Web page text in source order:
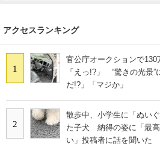
アクセスランキング
1
官公庁オークションで
「えっ!?」 “驚きの光景”
だ!?」「マジか」
2
散歩中、小学生に「ぬい
た子犬 納得の姿に「最
い」投稿者に話を聞いた